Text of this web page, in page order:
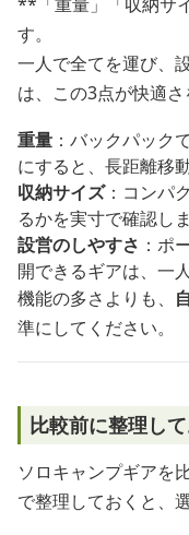
す。
一人で全てを運び、
は、この3点が快適さ
重量 ：バックパック
にすると、長距離移
収納サイズ：コンパ
るかを実寸で確認し
設営のしやすさ ：ポ
開できるギアは、一
機能の多さよりも、
準にしてください。
比較前に整理し
ソロキャンプギアを
で整理しておくと、